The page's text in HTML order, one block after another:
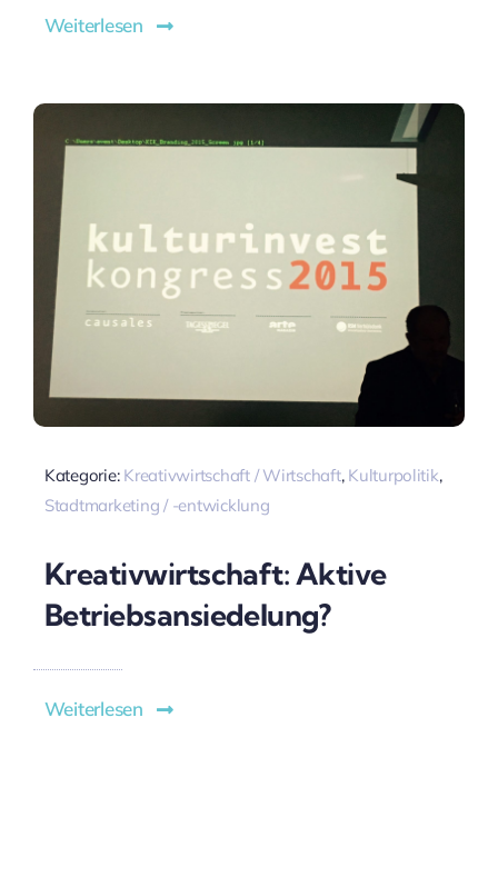
Weiterlesen
Kategorie: Kreativwirtschaft / Wirtschaft, Kulturpolitik,
Stadtmarketing / -entwicklung
Kreativwirtschaft: Aktive
Betriebsansiedelung?
Weiterlesen